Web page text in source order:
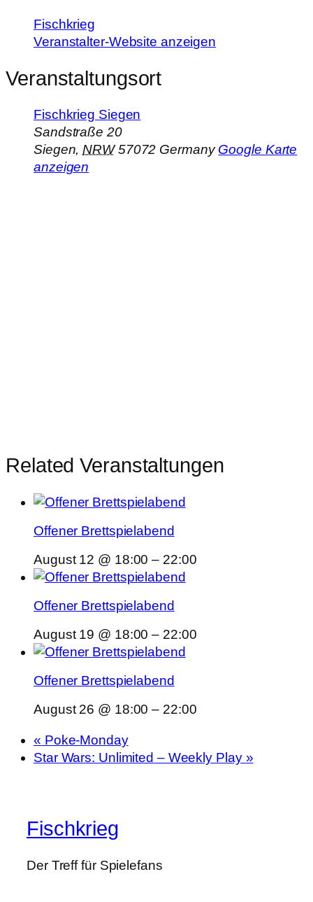
Fischkrieg
Veranstalter-Website anzeigen
Veranstaltungsort
Fischkrieg Siegen
Sandstraße 20
Siegen, NRW 57072 Germany Google Karte
anzeigen
Related Veranstaltungen
Offener Brettspielabend
August 12 @ 18:00 – 22:00
Offener Brettspielabend
August 19 @ 18:00 – 22:00
Offener Brettspielabend
August 26 @ 18:00 – 22:00
« Poke-Monday
Star Wars: Unlimited – Weekly Play »
Fischkrieg
Der Treff für Spielefans